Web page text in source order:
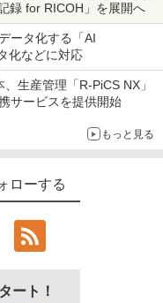
録 for RICOH」を展開へ
ータ化する「AI
化などに対応
生産管理「R-PiCS NX」
サービスを提供開始
もっと見る
ローする
ート！